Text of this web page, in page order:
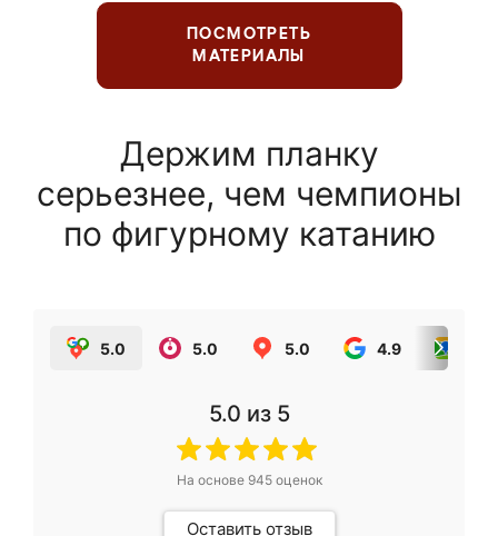
ПОСМОТРЕТЬ
МАТЕРИАЛЫ
Держим планку
серьезнее, чем чемпионы
по фигурному катанию
5.0 5.0 5.0 4.9
5.0 из 5
На основе 945оценок
Оставить отзыв